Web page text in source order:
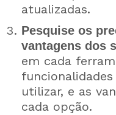
atualizadas.
Pesquise os
vantagens dos
em cada
utilizar, e as
cada opção.